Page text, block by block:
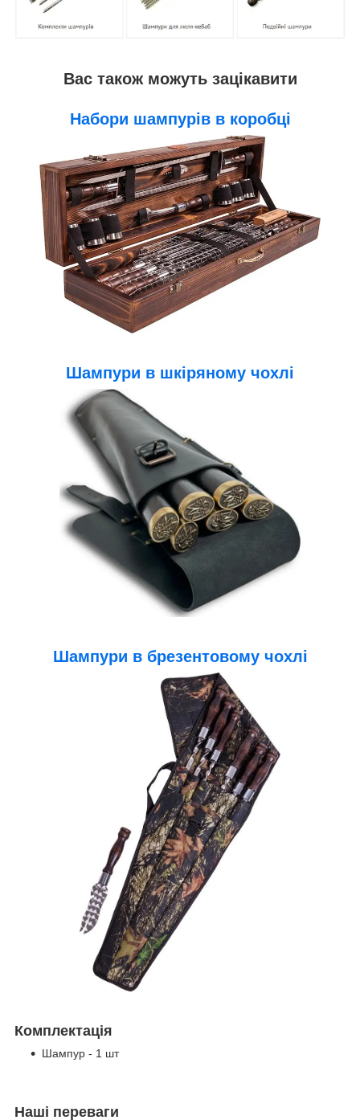
Вас також можуть зацікавити
Набори шампурів в коробці
Шампури в шкіряному чохлі
Шампури в брезентовому чохлі
Комплектація
Шампур - 1 шт
Наші переваги